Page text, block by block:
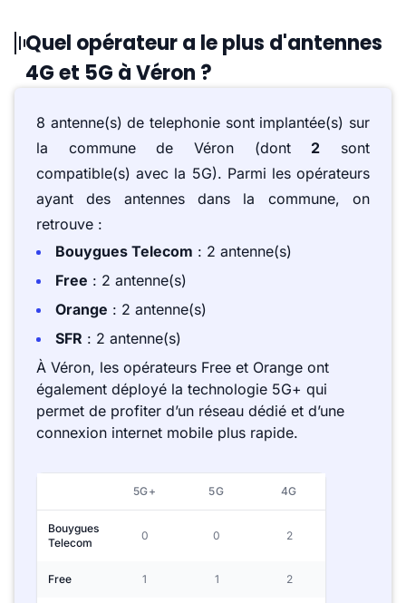
Quel opérateur a le plus d'antennes
4G et 5G à Véron ?
8 antenne(s) de telephonie sont implantée(s) sur
la commune de Véron (dont 2 sont
compatible(s) avec la 5G). Parmi les opérateurs
ayant des antennes dans la commune, on
retrouve :
Bouygues Telecom : 2 antenne(s)
Free : 2 antenne(s)
Orange : 2 antenne(s)
SFR : 2 antenne(s)
À Véron, les opérateurs Free et Orange ont
également déployé la technologie 5G+ qui
permet de profiter d’un réseau dédié et d’une
connexion internet mobile plus rapide.
5G+ 5G 4G
Bouygues
Telecom
0 0 2
Free 1 1 2